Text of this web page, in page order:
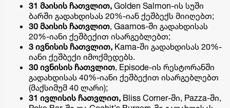
31 მაისის ჩათვლით, Golden Salmon-ის სუში
ბარში გადახდისას 20%-იან ქეშბექს მიიღებთ;
30 მაისის ჩათვლით, Gaamos-ში გადახდისას
20%-იანი ქეშბექით ისარგებლებთ;
3 ივნისის ჩათვლით, Kama-ში გადახდისას 20%-
იანი ქეშბექი იმოქმედებს.
30 ივნისის ჩათვლით, Episode-ის რესტორანში
გადახდისას 40%-იანი ქეშბექით ისარგებლებთ
(მაქსიმუმ 40 ლარი);
31 ივლისის ჩათვლით, Bliss Corner-ში, Pazza-ში,